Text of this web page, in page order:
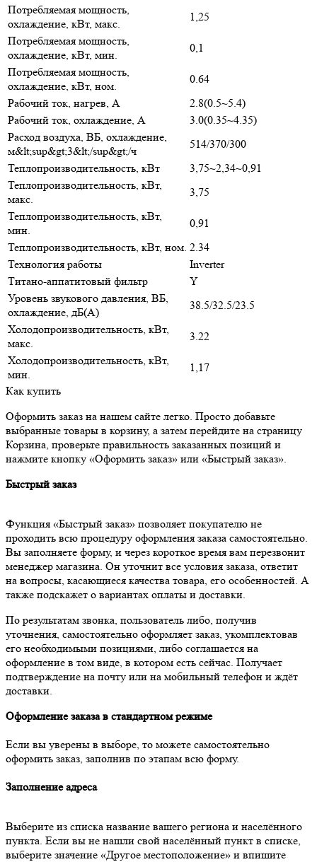
Потребляемая мощность,
охлаждение, кВт, макс.
1,25
Потребляемая мощность,
охлаждение, кВт, мин.
0,1
Потребляемая мощность,
охлаждение, кВт, ном.
0.64
Рабочий ток, нагрев, А
2.8(0.5~5.4)
Рабочий ток, охлаждение, А
3.0(0.35~4.35)
Расход воздуха, ВБ, охлаждение,
м&lt;sup&gt;3&lt;/sup&gt;/ч
514/370/300
Теплопроизводительность, кВт
3,75~2,34~0,91
Теплопроизводительность, кВт,
макс.
3,75
Теплопроизводительность, кВт,
мин.
0,91
Теплопроизводительность, кВт, ном. 2.34
Технология работы
Inverter
Титано-аппатитовый фильтр
Y
Уровень звукового давления, ВБ,
охлаждение, дБ(А)
38.5/32.5/23.5
Холодопроизводительность, кВт,
макс.
3.22
Холодопроизводительность, кВт,
мин.
1,17
Как купить
Оформить заказ на нашем сайте легко. Просто добавьте
выбранные товары в корзину, а затем перейдите на страницу
Корзина, проверьте правильность заказанных позиций и
нажмите кнопку «Оформить заказ» или «Быстрый заказ».
Быстрый заказ
Функция «Быстрый заказ» позволяет покупателю не
проходить всю процедуру оформления заказа самостоятельно.
Вы заполняете форму, и через короткое время вам перезвонит
менеджер магазина. Он уточнит все условия заказа, ответит
на вопросы, касающиеся качества товара, его особенностей. А
также подскажет о вариантах оплаты и доставки.
По результатам звонка, пользователь либо, получив
уточнения, самостоятельно оформляет заказ, укомплектовав
его необходимыми позициями, либо соглашается на
оформление в том виде, в котором есть сейчас. Получает
подтверждение на почту или на мобильный телефон и ждёт
доставки.
Оформление заказа в стандартном режиме
Если вы уверены в выборе, то можете самостоятельно
оформить заказ, заполнив по этапам всю форму.
Заполнение адреса
Выберите из списка название вашего региона и населённого
пункта. Если вы не нашли свой населённый пункт в списке,
выберите значение «Другое местоположение» и впишите